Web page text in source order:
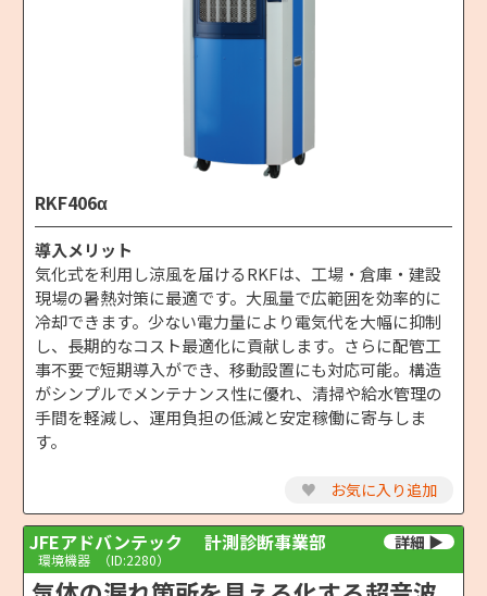
RKF406α
導入メリット
気化式を利用し涼風を届けるRKFは、工場・倉庫・建設
現場の暑熱対策に最適です。大風量で広範囲を効率的に
冷却できます。少ない電力量により電気代を大幅に抑制
し、長期的なコスト最適化に貢献します。さらに配管工
事不要で短期導入ができ、移動設置にも対応可能。構造
がシンプルでメンテナンス性に優れ、清掃や給水管理の
手間を軽減し、運用負担の低減と安定稼働に寄与しま
す。
♥ お気に入り追加
JFEアドバンテック 計測診断事業部
環境機器 （ID:2280）